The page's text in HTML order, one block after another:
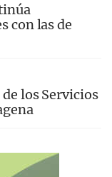
con las de
los Servicios